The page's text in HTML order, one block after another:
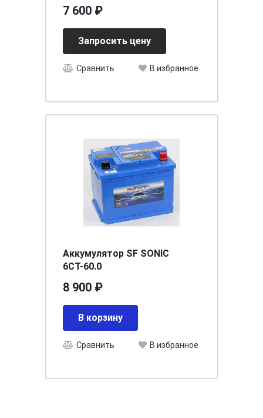
7 600 ₽
Запросить цену
Сравнить В избранное
Аккумулятор SF SONIC
6СТ-60.0
8 900 ₽
В корзину
Сравнить В избранное